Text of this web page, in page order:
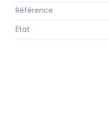
Référence
État